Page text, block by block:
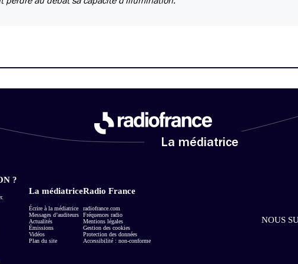
La médiatrice
?
La médiatrice
Écrire à la médiatrice
Messages d’auditeurs
Actualités
Émissions
Vidéos
Plan du site
Radio France
radiofrance.com
Fréquences radio
Mentions légales
Gestion des cookies
Protection des données
Accessibilité : non-conforme
NOUS